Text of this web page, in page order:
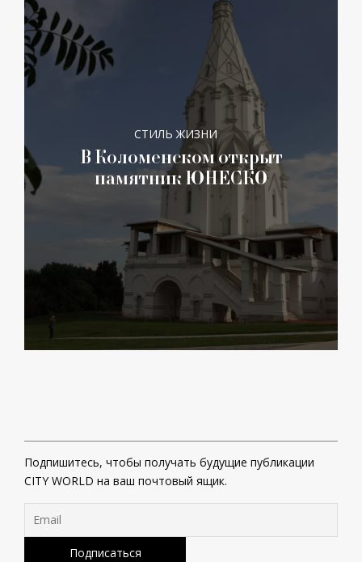
СТИЛЬ ЖИЗНИ
В Коломенском открыт
памятник ЮНЕСКО
Подпишитесь, чтобы получать будущие публикации
CITY WORLD на ваш почтовый ящик.